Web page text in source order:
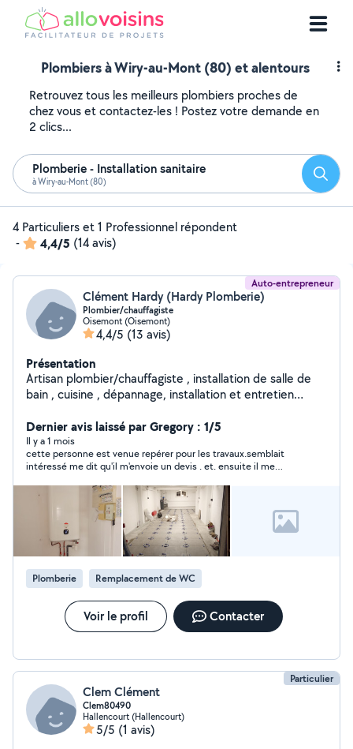
Plombiers à Wiry-au-Mont (80) et alentours
Retrouvez tous les meilleurs plombiers proches de
chez vous et contactez-les ! Postez votre demande en
2 clics...
Plomberie - Installation sanitaire
à Wiry-au-Mont (80)
4 Particuliers et 1 Professionnel répondent
-
4,4/5 (14 avis)
Auto-entrepreneur
Clément Hardy (Hardy Plomberie)
Plombier/chauffagiste
Oisemont (Oisemont)
4,4/5 (13 avis)
Présentation
Artisan plombier/chauffagiste , installation de salle de
bain , cuisine , dépannage, installation et entretien
Dernier avis laissé par Gregory : 1/5
Il y a 1 mois
cette personne est venue repérer pour les travaux.semblait
intéressé me dit qu'il m'envoie un devis . et. ensuite il me
Plomberie Remplacement de WC
Voir le profil Contacter
Particulier
Clem Clément
Clem80490
Hallencourt (Hallencourt)
5/5 (1 avis)